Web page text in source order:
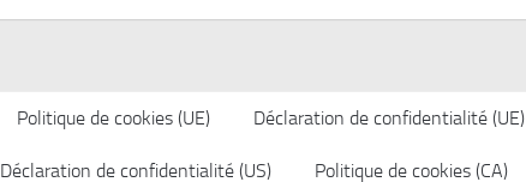
Politique de cookies (UE) Déclaration de confidentialité (UE)
Déclaration de confidentialité (US) Politique de cookies (CA)